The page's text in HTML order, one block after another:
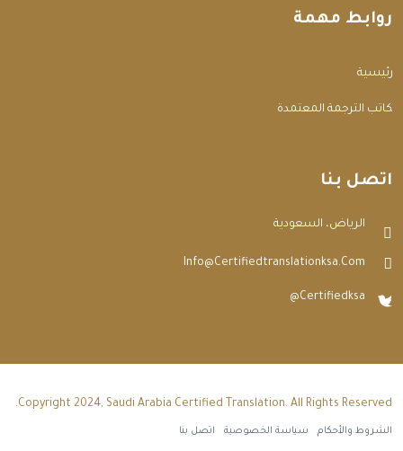
روابط مهمة
الرئيسية
مكاتب الترجمة المعتمدة
اتصل بنا
الرياض، السعودية
Info@certifiedtranslationksa.com
@certifiedksa
Copyright 2024, Saudi Arabia Certified Translation. All Rights Reserved.
الشروط والأحكام سياسة الخصوصية اتصل بنا